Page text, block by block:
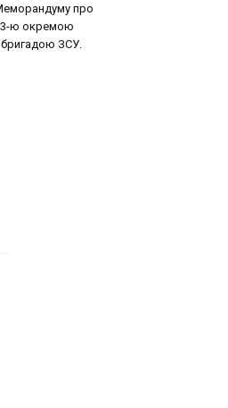
про
3-ю окремою
ЗСУ.